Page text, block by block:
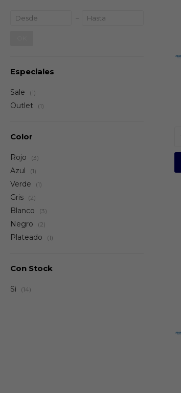
Especiales
Sale (1)
Outlet (1)
Color
Rojo (3)
Azul (1)
Verde (1)
Gris (2)
Blanco (3)
Negro (2)
Plateado (1)
Con Stock
Si (14)